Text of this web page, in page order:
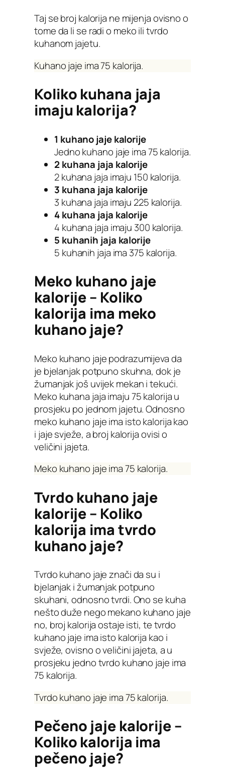
Taj se broj kalorija ne mijenja ovisno o
tome da li se radi o meko ili tvrdo
kuhanom jajetu.
Kuhano jaje ima 75 kalorija.
Koliko kuhana jaja
imaju kalorija?
1 kuhano jaje kalorije
Jedno kuhano jaje ima 75 kalorija.
2 kuhana jaja kalorije
2 kuhana jaja imaju 150 kalorija.
3 kuhana jaja kalorije
3 kuhana jaja imaju 225 kalorija.
4 kuhana jaja kalorije
4 kuhana jaja imaju 300 kalorija.
5 kuhanih jaja kalorije
5 kuhanih jaja ima 375 kalorija.
Meko kuhano jaje
kalorije – Koliko
kalorija ima meko
kuhano jaje?
Meko kuhano jaje podrazumijeva da
je bjelanjak potpuno skuhna, dok je
žumanjak još uvijek mekan i tekući.
Meko kuhana jaja imaju 75 kalorija u
prosjeku po jednom jajetu. Odnosno
meko kuhano jaje ima isto kalorija kao
i jaje svježe, a broj kalorija ovisi o
veličini jajeta.
Meko kuhano jaje ima 75 kalorija.
Tvrdo kuhano jaje
kalorije – Koliko
kalorija ima tvrdo
kuhano jaje?
Tvrdo kuhano jaje znači da su i
bjelanjak i žumanjak potpuno
skuhani, odnosno tvrdi. Ono se kuha
nešto duže nego mekano kuhano jaje
no, broj kalorija ostaje isti, te tvrdo
kuhano jaje ima isto kalorija kao i
svježe, ovisno o veličini jajeta, a u
prosjeku jedno tvrdo kuhano jaje ima
75 kalorija.
Tvrdo kuhano jaje ima 75 kalorija.
Pečeno jaje kalorije –
Koliko kalorija ima
pečeno jaje?